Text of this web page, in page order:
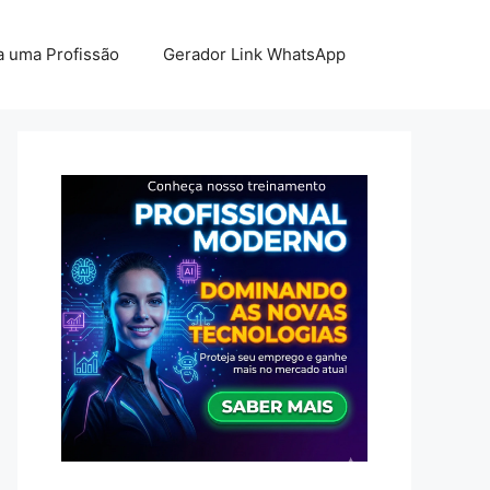
uma Profissão Gerador Link WhatsApp